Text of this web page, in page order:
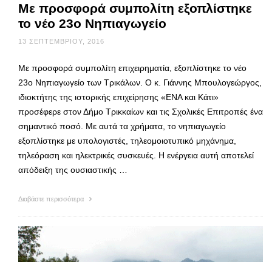
Με προσφορά συμπολίτη εξοπλίστηκε
το νέο 23ο Νηπιαγωγείο
13 ΣΕΠΤΕΜΒΡΊΟΥ, 2016
Με προσφορά συμπολίτη επιχειρηματία, εξοπλίστηκε το νέο
23ο Νηπιαγωγείο των Τρικάλων. Ο κ. Γιάννης Μπουλογεώργος,
ιδιοκτήτης της ιστορικής επιχείρησης «ΕΝΑ και Κάτι»
προσέφερε στον Δήμο Τρικκαίων και τις Σχολικές Επιτροπές ένα
σημαντικό ποσό. Με αυτά τα χρήματα, το νηπιαγωγείο
εξοπλίστηκε με υπολογιστές, τηλεομοιοτυπικό μηχάνημα,
τηλεόραση και ηλεκτρικές συσκευές. Η ενέργεια αυτή αποτελεί
απόδειξη της ουσιαστικής …
Διαβάστε περισσότερα